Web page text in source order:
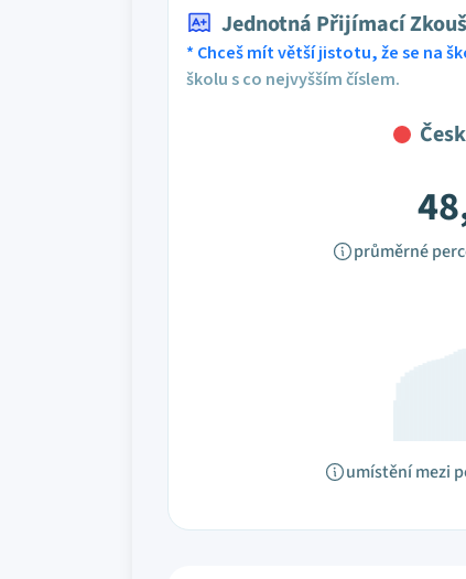
Jednotná Přijímací
* Chceš mít větší jistotu, že se na
školu s co nejvyšším číslem.
průměrné
umístění mezi